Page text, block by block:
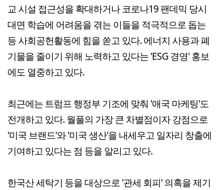
교 시설 접근성을 확대하거나 코로나19 팬데믹 당시
대면 학습에 어려움을 겪는 이들을 적극적으로 돕는
등 사회공헌활동에 힘을 쏟고 있다. 에너지 사용과 폐
기물을 줄이기 위해 노력하고 있다는 'ESG 경영' 홍보
에도 열중하고 있다.
최근에는 트럼프 행정부 기조에 맞춰 '애국 마케팅'도
전개하고 있다. 월풀의 가장 큰 차별점이자 강점으로
'미국 브랜드'와 '미국 생산'을 내세우고 일자리 창출에
기여하고 있다는 점 등을 알리고 있다.
한국산 세탁기 등을 대상으로 '관세 회피' 의혹을 제기